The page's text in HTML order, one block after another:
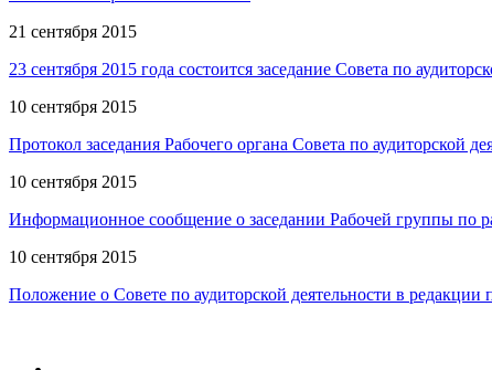
21 сентября 2015
23 сентября 2015 года состоится заседание Совета по
10 сентября 2015
Протокол заседания Рабочего органа Совета по аудиторской
10 сентября 2015
Информационное сообщение о заседании Рабочей группы по
10 сентября 2015
Положение о Совете по аудиторской деятельности в